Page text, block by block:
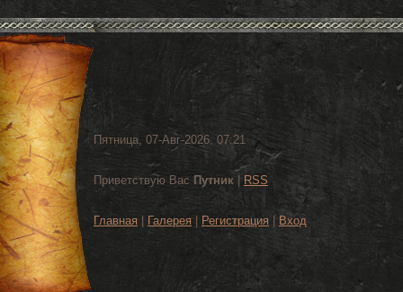
Пятница, 07-Авг-2026, 07:21
Приветствую Вас Путник RSS
Главная Галерея Регистрация Вход